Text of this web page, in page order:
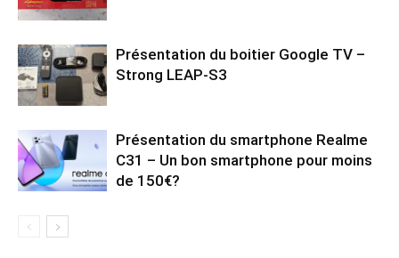
Présentation du boitier Google TV –
Strong LEAP-S3
Présentation du smartphone Realme
C31 – Un bon smartphone pour moins
de 150€?